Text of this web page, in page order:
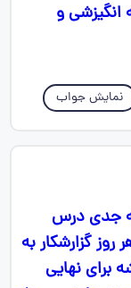
انگیزشی و
نمایش جواب
جدی درس
روز گزارشکار به
۶ به بالا باشه برای نهایی